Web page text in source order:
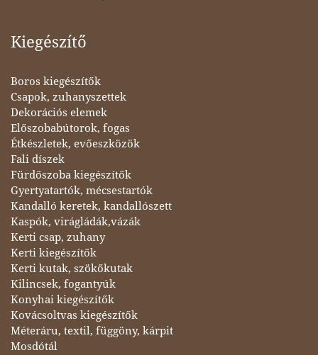
Kiegészítő
Boros kiegészítők
Csapok, zuhanyszettek
Dekorációs elemek
Előszobabútorok, fogas
Étkészletek, evőeszközök
Fali díszek
Fürdőszoba kiegészítők
Gyertyatartók, mécsestartók
Kandalló keretek, kandallószett
Kaspók, virágládák,vázák
Kerti csap, zuhany
Kerti kiegészítők
Kerti kutak, szökőkutak
Kilincsek, fogantyúk
Konyhai kiegészítők
Kovácsoltvas kiegészítők
Méteráru, textil, függöny, kárpit
Mosdótál